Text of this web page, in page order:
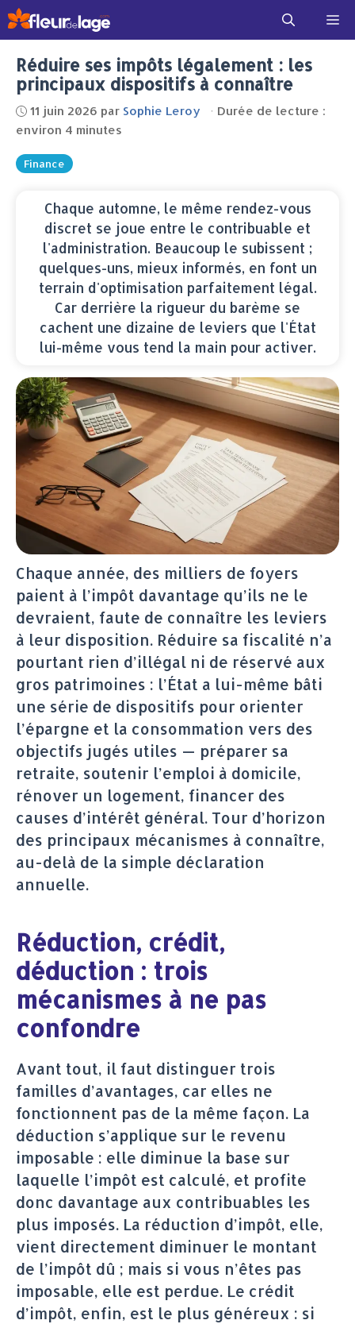
Aller
au
contenu
Finance
Réduire ses impôts légalement : les
principaux dispositifs à connaître
11 juin 2026 par Sophie Leroy · Durée de lecture :
environ 4 minutes
Chaque automne, le même rendez-vous
discret se joue entre le contribuable et
l'administration. Beaucoup le subissent ;
quelques-uns, mieux informés, en font un
terrain d'optimisation parfaitement légal.
Car derrière la rigueur du barème se
cachent une dizaine de leviers que l'État
lui-même vous tend la main pour activer.
Chaque année, des milliers de foyers
paient à l’impôt davantage qu’ils ne le
devraient, faute de connaître les leviers
à leur disposition. Réduire sa fiscalité n’a
pourtant rien d’illégal ni de réservé aux
gros patrimoines : l’État a lui-même bâti
une série de dispositifs pour orienter
l’épargne et la consommation vers des
objectifs jugés utiles — préparer sa
retraite, soutenir l’emploi à domicile,
rénover un logement, financer des
causes d’intérêt général. Tour d’horizon
des principaux mécanismes à connaître,
au-delà de la simple déclaration
annuelle.
Réduction, crédit,
déduction : trois
mécanismes à ne pas
confondre
Avant tout, il faut distinguer trois
familles d’avantages, car elles ne
fonctionnent pas de la même façon. La
déduction s’applique sur le revenu
imposable : elle diminue la base sur
laquelle l’impôt est calculé, et profite
donc davantage aux contribuables les
plus imposés. La réduction d’impôt, elle,
vient directement diminuer le montant
de l’impôt dû ; mais si vous n’êtes pas
imposable, elle est perdue. Le crédit
d’impôt, enfin, est le plus généreux : si